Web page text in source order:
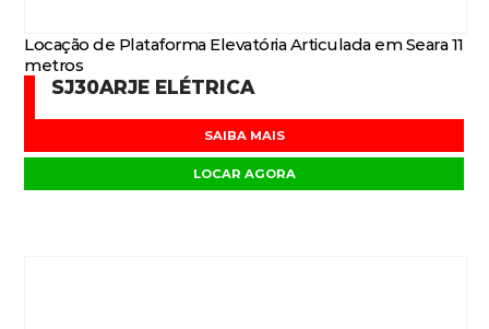
Locação de Plataforma Elevatória Articulada em Seara 11
metros
SJ30ARJE ELÉTRICA
SAIBA MAIS
LOCAR AGORA